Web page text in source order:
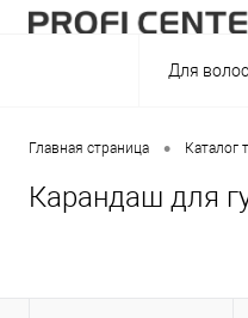
Для волос
Главная страница • Каталог
Карандаш для